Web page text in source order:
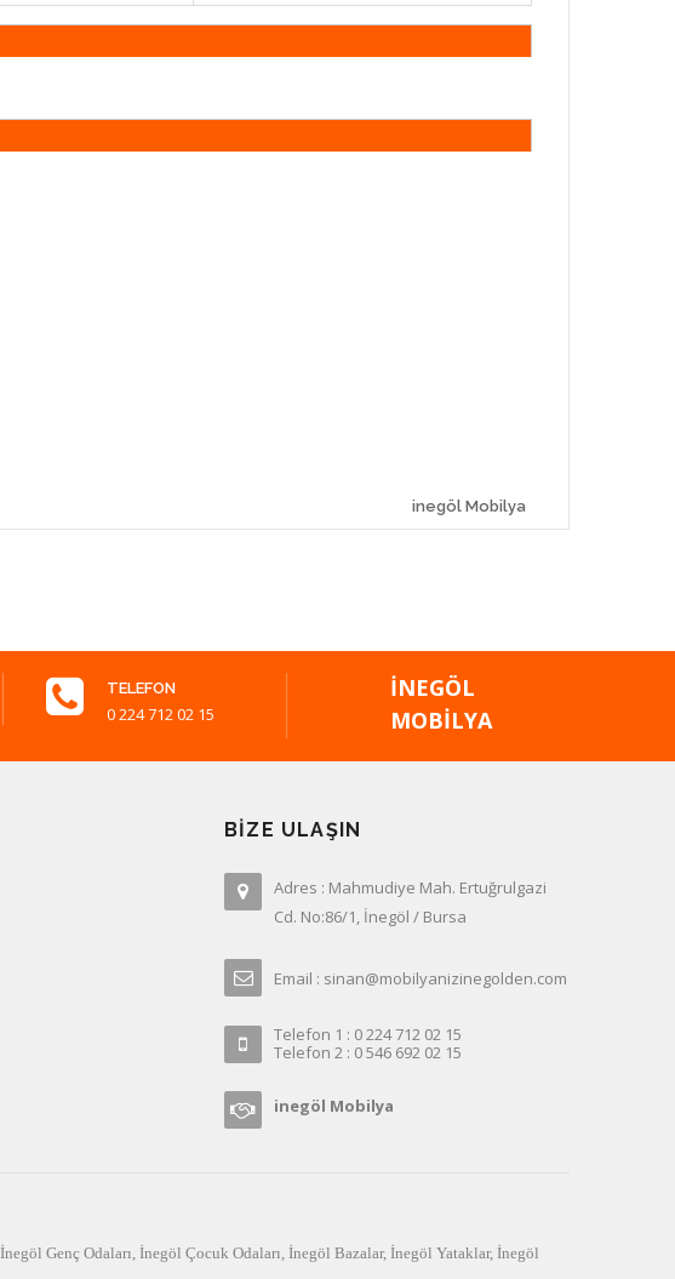
inegöl Mobilya
TELEFON
0 224 712 02 15
İNEGÖL
MOBILYA
BIZE ULAŞIN
Adres : Mahmudiye Mah. Ertuğrulgazi
Cd. No:86/1, İnegöl / Bursa
Email : sinan@mobilyanizinegolden.com
Telefon 1 : 0 224 712 02 15
Telefon 2 : 0 546 692 02 15
inegöl Mobilya
İnegöl Genç Odaları İnegöl Çocuk Odaları İnegöl Bazalar, İnegöl Yataklar, İnegöl